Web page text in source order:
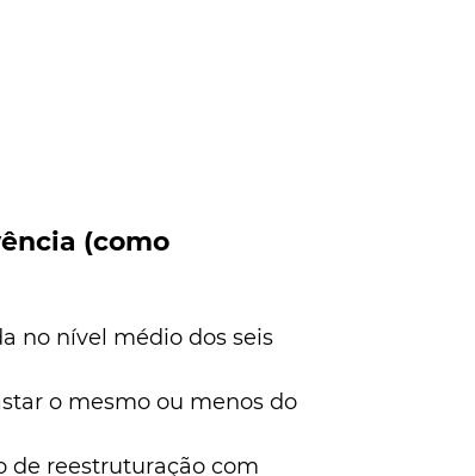
(como
no nível médio dos seis
o mesmo ou menos do
de reestruturação com